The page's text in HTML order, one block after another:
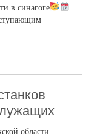
в синагоге
области